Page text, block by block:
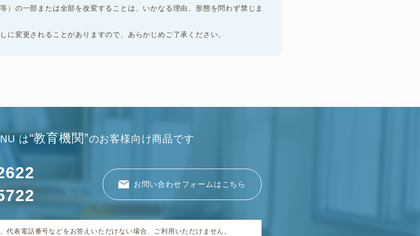
）の一部または全部を改変することは、いかなる理由、形態を問わず禁じま
変更されることがありますので、あらかじめご了承ください。
は“教育機関”のお客様向け商品です
お問い合わせフォームはこちら
代表電話番号などをお答えいただけない場合、ご利用いただけません。